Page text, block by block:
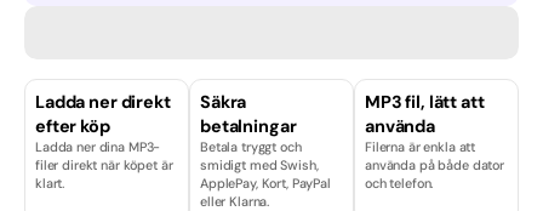
Hårdrock
Ladda ner direkt
efter köp
Ladda ner dina MP3-
filer direkt när köpet är
klart.
Säkra
betalningar
Betala tryggt och
smidigt med Swish,
ApplePay, Kort, PayPal
eller Klarna.
MP3 fil, lätt att
använda
Filerna är enkla att
använda på både dator
och telefon.